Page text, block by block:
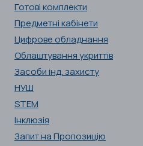
Готові комплекти
Предметні кабінети
Цифрове обладнання
Облаштування укриттів
Засоби інд. захисту
НУШ
STEM
Інклюзія
Запит на Пропозицію